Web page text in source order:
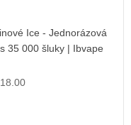
Ice - Jednorázová
35 000 šluky | Ibvape